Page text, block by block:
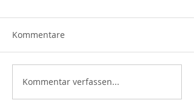
Kommentare
Kommentar verfassen...